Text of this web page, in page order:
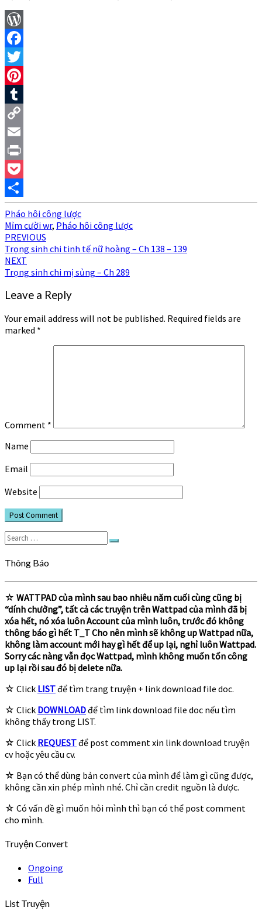
WordPress
Facebook
Twitter
Pinterest
Tumblr
Copy
Link
Email
Print
Pocket
Share
Pháo hôi công lược
Mỉm cười wr, Pháo hôi công lược
Post
navigation
PREVIOUS
Trọng sinh chi tinh tế nữ hoàng – Ch 138 – 139
NEXT
Trọng sinh chi mị sủng – Ch 289
Leave a Reply
Your email address will not be published. Required fields are
marked *
Comment *
Name
Email
Website
Search
for:
Search
Thông Báo
☆ WATTPAD của mình sau bao nhiêu năm cuối cùng cũng bị
“dính chưởng”, tất cả các truyện trên Wattpad của mình đã bị
xóa hết, nó xóa luôn Account của mình luôn, trước đó không
thông báo gì hết T_T Cho nên mình sẽ không up Wattpad nữa,
không làm account mới hay gì hết để up lại, nghỉ luôn Wattpad.
Sorry các nàng vẫn đọc Wattpad, mình không muốn tốn công
up lại rồi sau đó bị delete nữa.
☆ Click LISTđể tìm trang truyện + link download file doc.
☆ Click DOWNLOADđể tìm link download file doc nếu tìm
không thấy trong LIST.
☆ Click REQUESTđể post comment xin link download truyện
cv hoặc yêu cầu cv.
☆ Bạn có thể dùng bản convert của mình để làm gì cũng được,
không cần xin phép mình nhé. Chỉ cần credit nguồn là được.
☆ Có vấn đề gì muốn hỏi mình thì bạn có thể post comment
cho mình.
Truyện Convert
Ongoing
Full
List Truyện